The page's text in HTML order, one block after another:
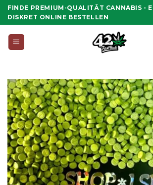
Zum
Inhalt
FINDE PREMIUM-QUALITÄT CANNABIS -
DISKRET ONLINE BESTELLEN